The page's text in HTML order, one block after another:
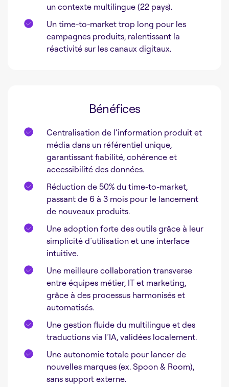
un contexte multilingue (22 pays).
Un time-to-market trop long pour les
campagnes produits, ralentissant la
réactivité sur les canaux digitaux.
Bénéfices
Centralisation de l’information produit et
média dans un référentiel unique,
garantissant fiabilité, cohérence et
accessibilité des données.
Réduction de 50% du time-to-market,
passant de 6 à 3 mois pour le lancement
de nouveaux produits.
Une adoption forte des outils grâce à leur
simplicité d’utilisation et une interface
intuitive.
Une meilleure collaboration transverse
entre équipes métier, IT et marketing,
grâce à des processus harmonisés et
automatisés.
Une gestion fluide du multilingue et des
traductions via l’IA, validées localement.
Une autonomie totale pour lancer de
nouvelles marques (ex. Spoon & Room),
sans support externe.